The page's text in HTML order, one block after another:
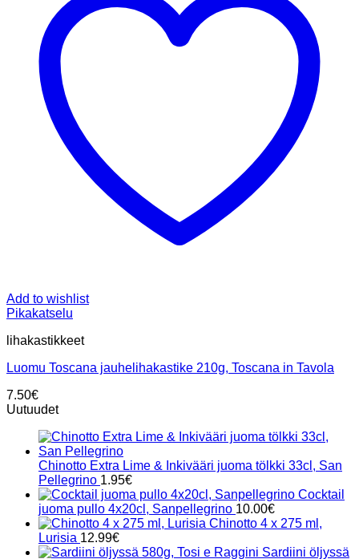
Add to wishlist
Pikakatselu
lihakastikkeet
Luomu Toscana jauhelihakastike 210g, Toscana in Tavola
7.50€
Uutuudet
Chinotto Extra Lime & Inkivääri juoma tölkki 33cl, San
Pellegrino 1.95€
Cocktail
juoma pullo 4x20cl, Sanpellegrino 10.00€
Chinotto 4 x 275 ml,
Lurisia 12.99€
Sardiini öljyssä